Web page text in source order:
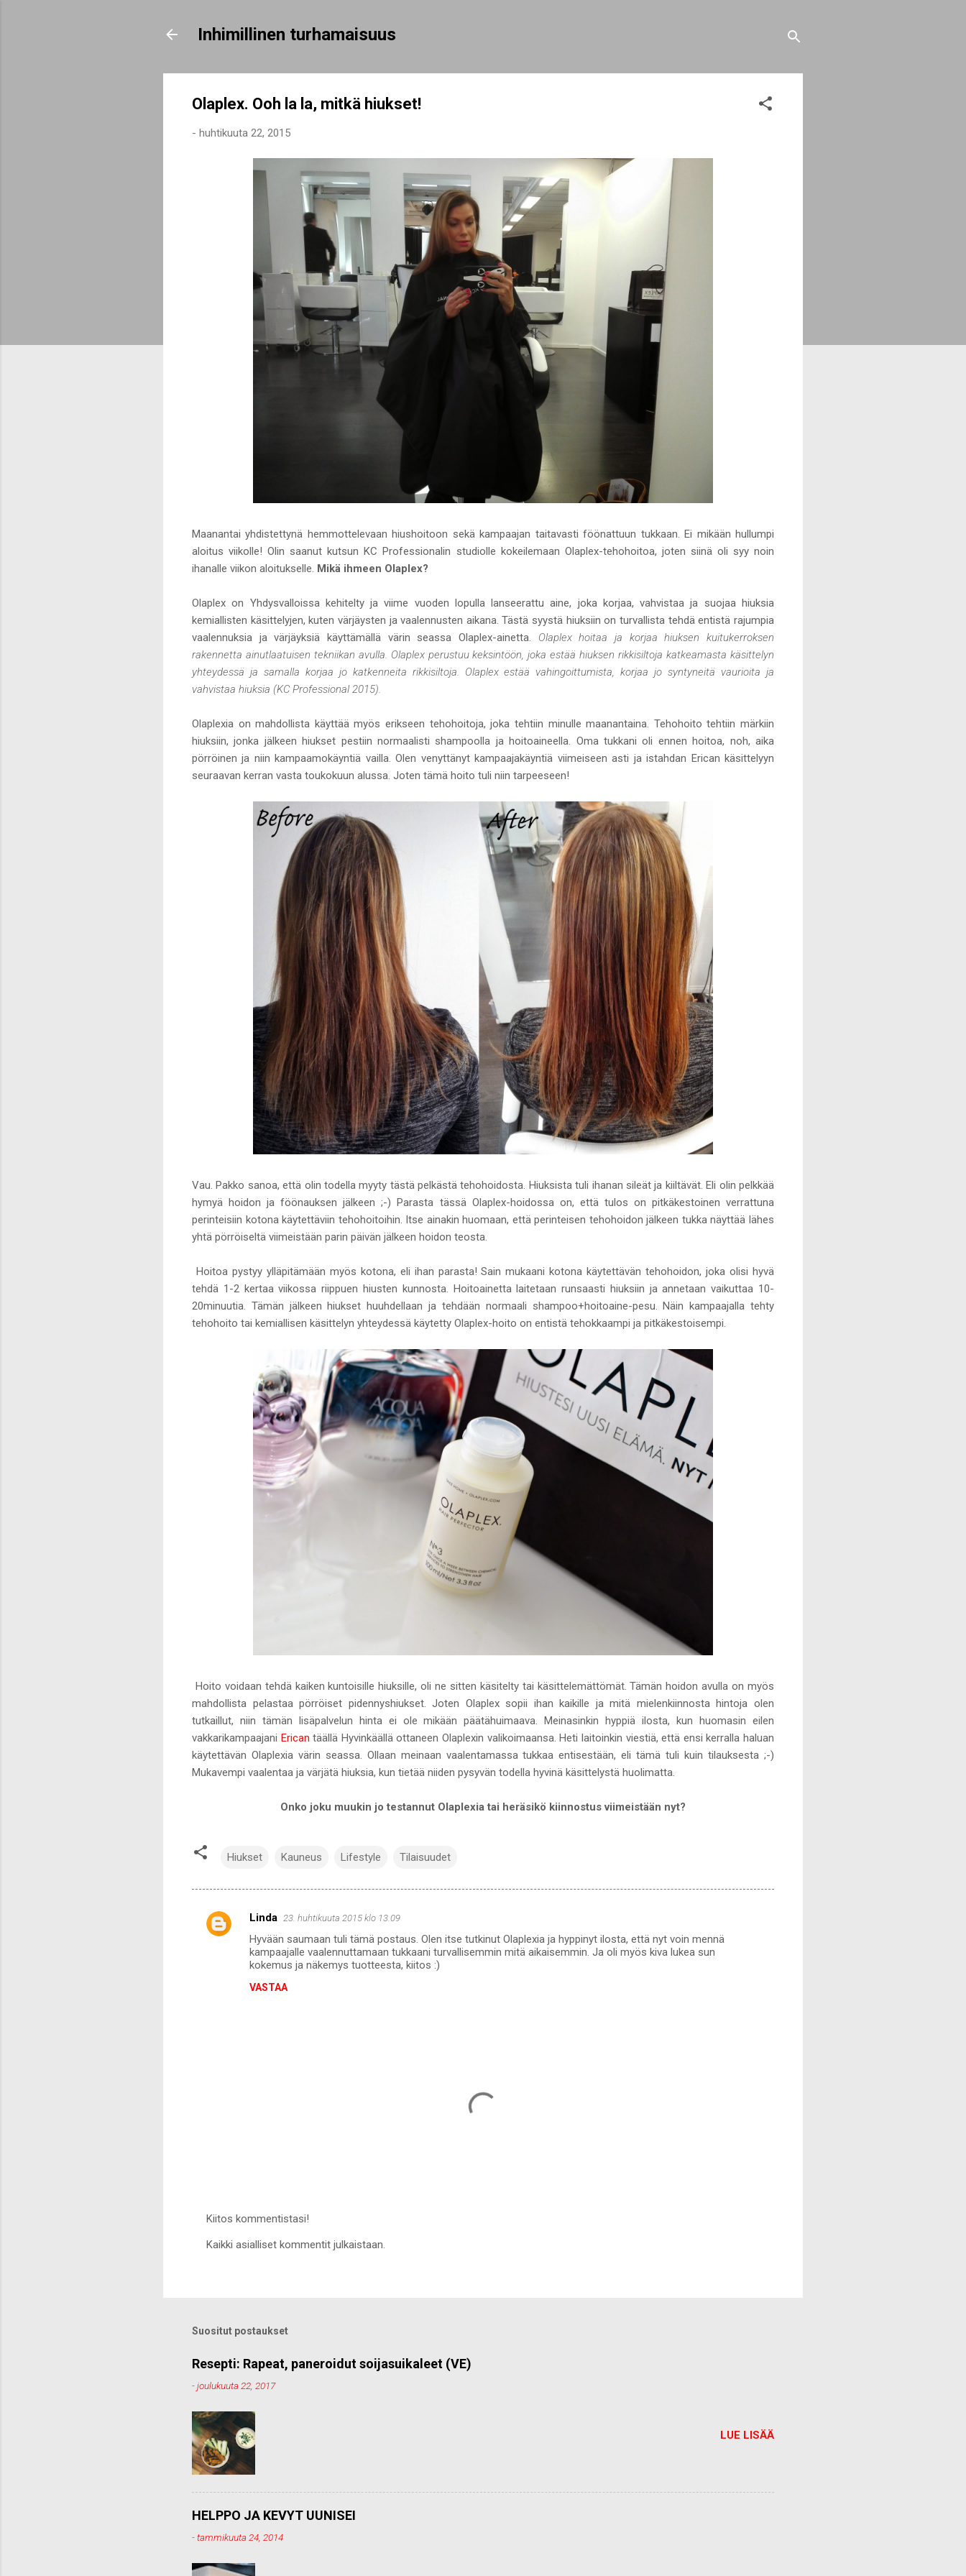
Inhimillinen turhamaisuus
Olaplex. Ooh la la, mitkä hiukset!
- huhtikuuta 22, 2015
Maanantai yhdistettynä hemmottelevaan hiushoitoon sekä kampaajan taitavasti föönattuun tukkaan. Ei mikään hullumpi
aloitus viikolle! Olin saanut kutsun KC Professionalin studiolle kokeilemaan Olaplex-tehohoitoa, joten siinä oli syy noin
ihanalle viikon aloitukselle. Mikä ihmeen Olaplex?
Olaplex on Yhdysvalloissa kehitelty ja viime vuoden lopulla lanseerattu aine, joka korjaa, vahvistaa ja suojaa hiuksia
kemiallisten käsittelyjen, kuten värjäysten ja vaalennusten aikana. Tästä syystä hiuksiin on turvallista tehdä entistä rajumpia
vaalennuksia ja värjäyksiä käyttämällä värin seassa Olaplex-ainetta. Olaplex hoitaa ja korjaa hiuksen kuitukerroksen
rakennetta ainutlaatuisen tekniikan avulla. Olaplex perustuu keksintöön, joka estää hiuksen rikkisiltoja katkeamasta käsittelyn
yhteydessä ja samalla korjaa jo katkenneita rikkisiltoja. Olaplex estää vahingoittumista, korjaa jo syntyneitä vaurioita ja
vahvistaa hiuksia (KC Professional 2015).
Olaplexia on mahdollista käyttää myös erikseen tehohoitoja, joka tehtiin minulle maanantaina. Tehohoito tehtiin märkiin
hiuksiin, jonka jälkeen hiukset pestiin normaalisti shampoolla ja hoitoaineella. Oma tukkani oli ennen hoitoa, noh, aika
pörröinen ja niin kampaamokäyntiä vailla. Olen venyttänyt kampaajakäyntiä viimeiseen asti ja istahdan Erican käsittelyyn
seuraavan kerran vasta toukokuun alussa. Joten tämä hoito tuli niin tarpeeseen!
Vau. Pakko sanoa, että olin todella myyty tästä pelkästä tehohoidosta. Hiuksista tuli ihanan sileät ja kiiltävät. Eli olin pelkkää
hymyä hoidon ja föönauksen jälkeen ;-) Parasta tässä Olaplex-hoidossa on, että tulos on pitkäkestoinen verrattuna
perinteisiin kotona käytettäviin tehohoitoihin. Itse ainakin huomaan, että perinteisen tehohoidon jälkeen tukka näyttää lähes
yhtä pörröiseltä viimeistään parin päivän jälkeen hoidon teosta.
Hoitoa pystyy ylläpitämään myös kotona, eli ihan parasta! Sain mukaani kotona käytettävän tehohoidon, joka olisi hyvä
tehdä 1-2 kertaa viikossa riippuen hiusten kunnosta. Hoitoainetta laitetaan runsaasti hiuksiin ja annetaan vaikuttaa 10-
20minuutia. Tämän jälkeen hiukset huuhdellaan ja tehdään normaali shampoo+hoitoaine-pesu. Näin kampaajalla tehty
tehohoito tai kemiallisen käsittelyn yhteydessä käytetty Olaplex-hoito on entistä tehokkaampi ja pitkäkestoisempi.
Hoito voidaan tehdä kaiken kuntoisille hiuksille, oli ne sitten käsitelty tai käsittelemättömät. Tämän hoidon avulla on myös
mahdollista pelastaa pörröiset pidennyshiukset. Joten Olaplex sopii ihan kaikille ja mitä mielenkiinnosta hintoja olen
tutkaillut, niin tämän lisäpalvelun hinta ei ole mikään päätähuimaava. Meinasinkin hyppiä ilosta, kun huomasin eilen
vakkarikampaajani Erican täällä Hyvinkäällä ottaneen Olaplexin valikoimaansa. Heti laitoinkin viestiä, että ensi kerralla haluan
käytettävän Olaplexia värin seassa. Ollaan meinaan vaalentamassa tukkaa entisestään, eli tämä tuli kuin tilauksesta ;-)
Mukavempi vaalentaa ja värjätä hiuksia, kun tietää niiden pysyvän todella hyvinä käsittelystä huolimatta.
Onko joku muukin jo testannut Olaplexia tai heräsikö kiinnostus viimeistään nyt?
Hiukset Kauneus Lifestyle Tilaisuudet
K
Linda 23. huhtikuuta 2015 klo 13.09
Hyvään saumaan tuli tämä postaus. Olen itse tutkinut Olaplexia ja hyppinyt ilosta, että nyt voin mennä
kampaajalle vaalennuttamaan tukkaani turvallisemmin mitä aikaisemmin. Ja oli myös kiva lukea sun
kokemus ja näkemys tuotteesta, kiitos :)
VASTAA
ä
m
e
t
i
Kiitos kommentistasi!
Kaikki asialliset kommentit julkaistaan.
Suositut postaukset
Resepti: Rapeat, paneroidut soijasuikaleet (VE)
-joulukuuta 22, 2017
LUE LISÄÄ
HELPPO JA KEVYT UUNISEI
-tammikuuta 24, 2014